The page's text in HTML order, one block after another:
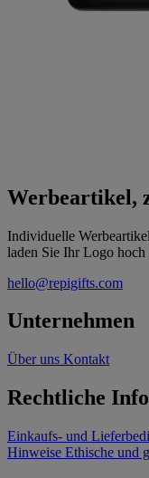
Werbeartikel,
Individuelle
laden Sie Ihr Logo
hello@repigifts.com
Unternehmen
Über uns Kontakt
Rechtliche
Einkaufs- und
Hinweise Ethische und